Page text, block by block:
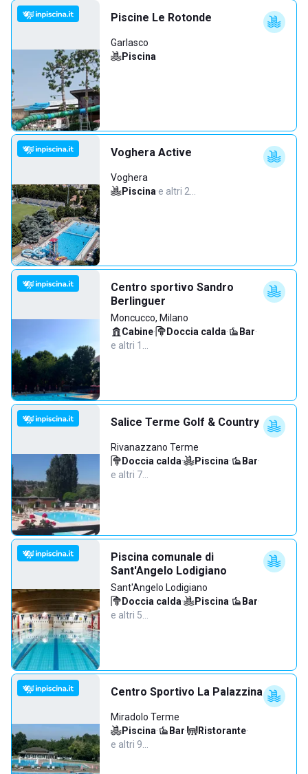
Piscine Le Rotonde
Garlasco
Piscina
Voghera Active
Voghera
Piscina·e altri 2…
Centro sportivo Sandro
Berlinguer
Moncucco, Milano
Cabine· Doccia calda· Bar·
e altri 1…
Salice Terme Golf & Country
Rivanazzano Terme
Doccia calda· Piscina· Bar·
e altri 7…
Piscina comunale di
Sant'Angelo Lodigiano
Sant'Angelo Lodigiano
Doccia calda· Piscina· Bar·
e altri 5…
Centro Sportivo La Palazzina
Miradolo Terme
Piscina· Bar· Ristorante·
e altri 9…